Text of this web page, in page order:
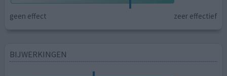
geen effect zeer effectief
BIJWERKINGEN